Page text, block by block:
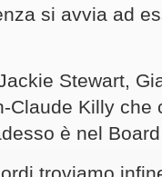
si avvia ad
Stewart,
Claude Killy che
è nel
troviamo